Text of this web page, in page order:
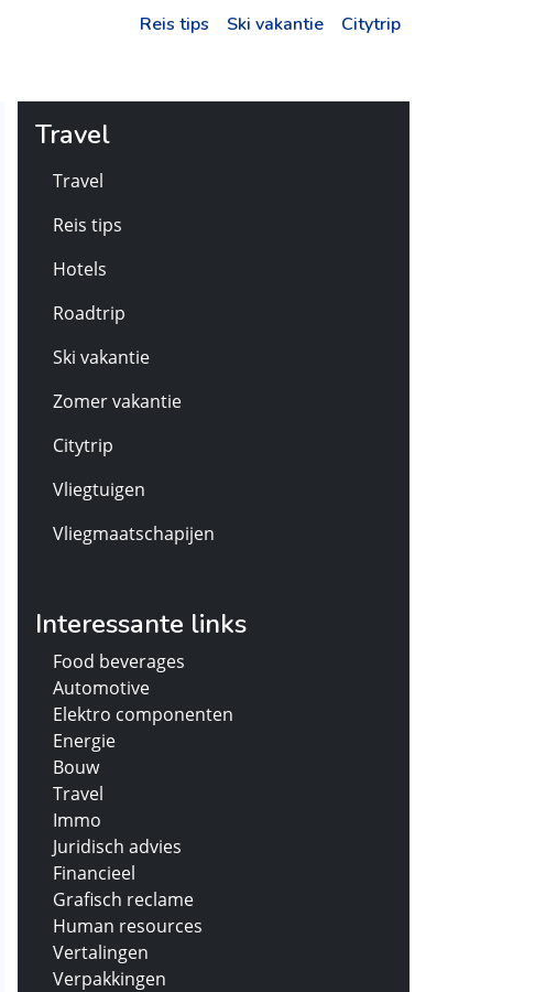
Reis tips Ski vakantie Citytrip
Travel
Travel
Reis tips
Hotels
Roadtrip
Ski vakantie
Zomer vakantie
Citytrip
Vliegtuigen
Vliegmaatschapijen
Interessante links
Food beverages
Automotive
Elektro componenten
Energie
Bouw
Travel
Immo
Juridisch advies
Financieel
Grafisch reclame
Human resources
Vertalingen
Verpakkingen